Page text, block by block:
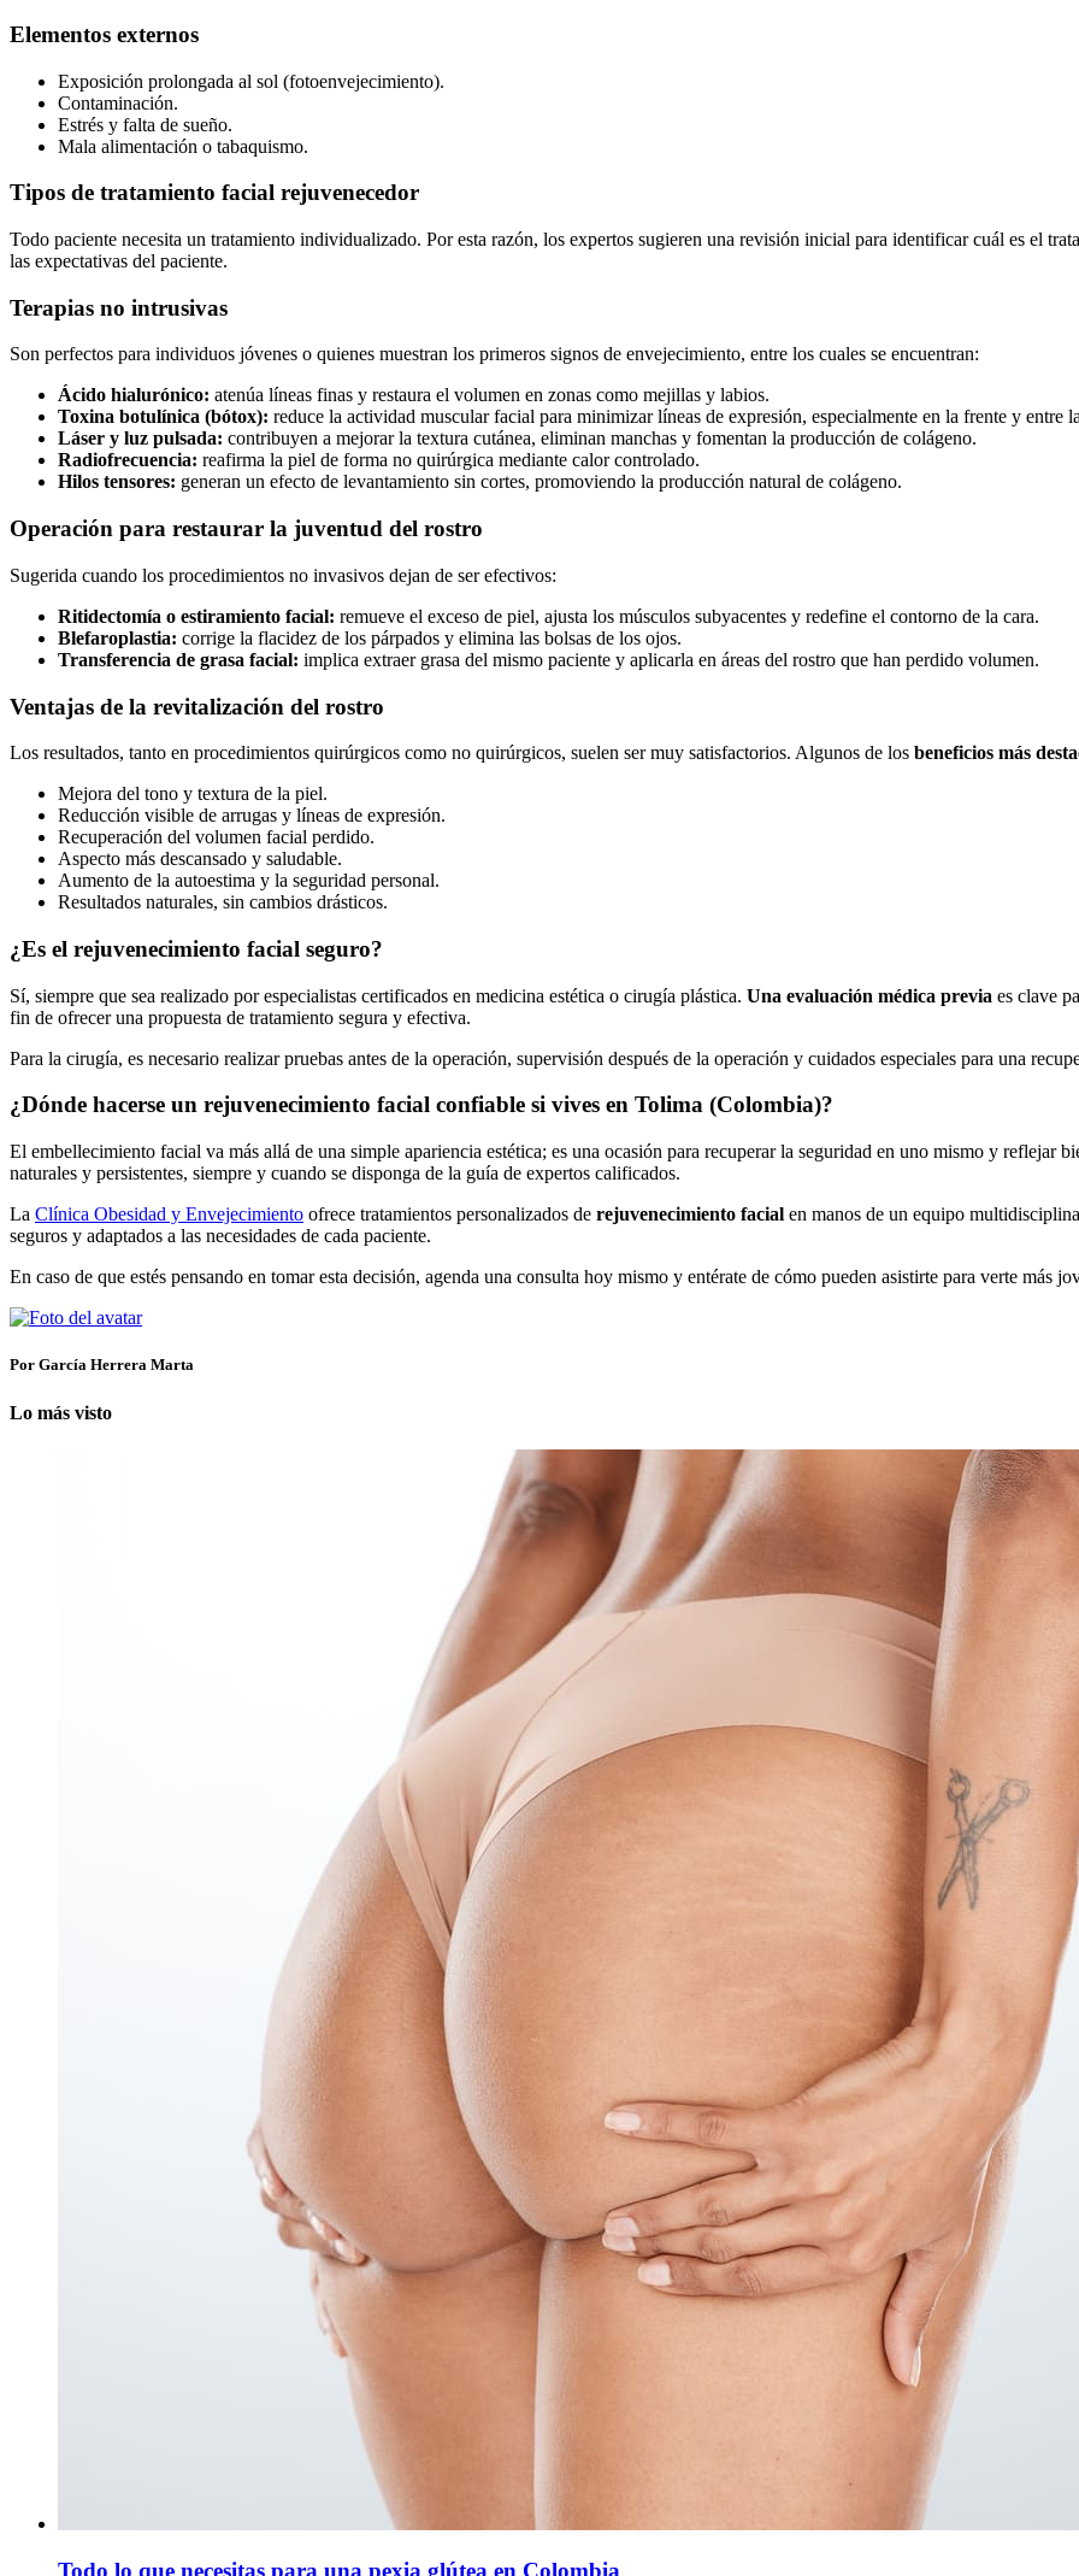
Elementos externos
Exposición prolongada al sol (fotoenvejecimiento).
Contaminación.
Estrés y falta de sueño.
Mala alimentación o tabaquismo.
Tipos de tratamiento facial rejuvenecedor
Todo paciente necesita un tratamiento individualizado. Por esta razón, los expertos sugieren una revisión inicial para identificar cuál es el
las expectativas del paciente.
Terapias no intrusivas
Son perfectos para individuos jóvenes o quienes muestran los primeros signos de envejecimiento, entre los cuales se encuentran:
Ácido hialurónico: atenúa líneas finas y restaura el volumen en zonas como mejillas y labios.
Toxina botulínica (bótox): reduce la actividad muscular facial para minimizar líneas de expresión, especialmente en la frente y entre
Láser y luz pulsada: contribuyen a mejorar la textura cutánea, eliminan manchas y fomentan la producción de colágeno.
Radiofrecuencia: reafirma la piel de forma no quirúrgica mediante calor controlado.
Hilos tensores: generan un efecto de levantamiento sin cortes, promoviendo la producción natural de colágeno.
Operación para restaurar la juventud del rostro
Sugerida cuando los procedimientos no invasivos dejan de ser efectivos:
Ritidectomía o estiramiento facial: remueve el exceso de piel, ajusta los músculos subyacentes y redefine el contorno de la cara.
Blefaroplastia: corrige la flacidez de los párpados y elimina las bolsas de los ojos.
Transferencia de grasa facial: implica extraer grasa del mismo paciente y aplicarla en áreas del rostro que han perdido volumen.
Ventajas de la revitalización del rostro
Los resultados, tanto en procedimientos quirúrgicos como no quirúrgicos, suelen ser muy satisfactorios. Algunos de los beneficios más
Mejora del tono y textura de la piel.
Reducción visible de arrugas y líneas de expresión.
Recuperación del volumen facial perdido.
Aspecto más descansado y saludable.
Aumento de la autoestima y la seguridad personal.
Resultados naturales, sin cambios drásticos.
¿Es el rejuvenecimiento facial seguro?
Sí, siempre que sea realizado por especialistas certificados en medicina estética o cirugía plástica. Una evaluación médica previa es clave
fin de ofrecer una propuesta de tratamiento segura y efectiva.
Para la cirugía, es necesario realizar pruebas antes de la operación, supervisión después de la operación y cuidados especiales para una
¿Dónde hacerse un rejuvenecimiento facial confiable si vives en Tolima (Colombia)?
El embellecimiento facial va más allá de una simple apariencia estética; es una ocasión para recuperar la seguridad en uno mismo y reflejar
naturales y persistentes, siempre y cuando se disponga de la guía de expertos calificados.
La Clínica Obesidad y Envejecimiento ofrece tratamientos personalizados de rejuvenecimiento facial en manos de un equipo
seguros y adaptados a las necesidades de cada paciente.
En caso de que estés pensando en tomar esta decisión, agenda una consulta hoy mismo y entérate de cómo pueden asistirte para verte más
Por García Herrera Marta
Lo más visto
Todo lo que necesitas para una pexia glútea en Colombia